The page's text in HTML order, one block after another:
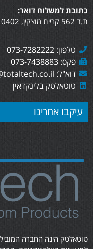
כתובת למשלוח דואר:
ת.ד 562 קריית מוצקין, 2610402
טלפון: 073-7282222
פקס: 073-7438883
דוא"ל: sales@totaltech.co.il
טוטאלטק בלינקדאין
עיקבו אחרינו
טוטאלטק הינה החברה